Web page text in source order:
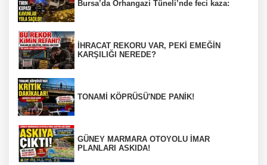
Bursa’da Orhangazi Tüneli’nde feci kaza:
İHRACAT REKORU VAR, PEKİ EMEĞİN
KARŞILIĞI NEREDE?
TONAMİ KÖPRÜSÜ'NDE PANİK!
GÜNEY MARMARA OTOYOLU İMAR
PLANLARI ASKIDA!